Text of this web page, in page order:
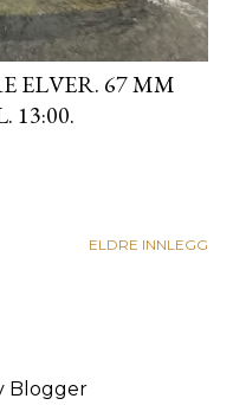
ELVER. 67 MM
13:00.
ELDRE INNLEGG
Blogger